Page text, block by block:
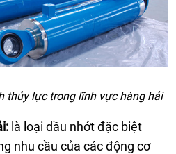
thủy lực trong lĩnh vực hàng hải
: là loại dầu nhớt đặc biệt
nhu cầu của các động cơ